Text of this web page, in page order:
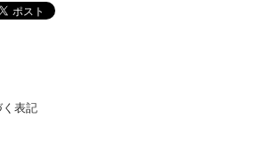
く表記